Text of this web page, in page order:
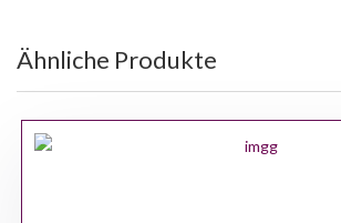
Ähnliche Produkte